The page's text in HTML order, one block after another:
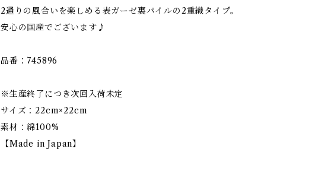
2通りの風合いを楽しめる表ガーゼ裏パイルの2重織タイプ。
安心の国産でございます♪
品番：745896
※生産終了につき次回入荷未定
サイズ：22cm×22cm
素材：綿100%
【Made in Japan】